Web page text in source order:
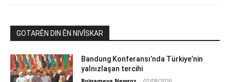
GOTARÊN DIN ÊN NIVÎSKAR
Bandung Konferansı’nda Türkiye’nin
yalnızlaşan tercihi